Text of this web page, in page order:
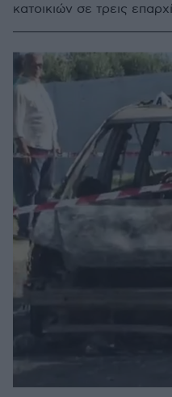
κατοικιών σε τρεις